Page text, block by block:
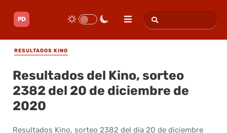
RESULTADOS KINO
Resultados del Kino, sorteo
2382 del 20 de diciembre de
2020
Resultados Kino, sorteo 2382 del día 20 de diciembre